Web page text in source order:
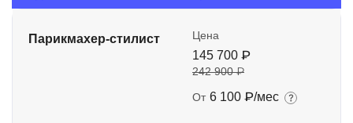
Парикмахер-стилист Цена
145 700 ₽
242 900 ₽
От 6 100 ₽/мес